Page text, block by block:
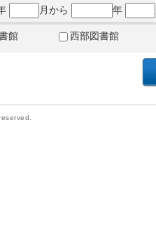
月から 年
館 西部図書館